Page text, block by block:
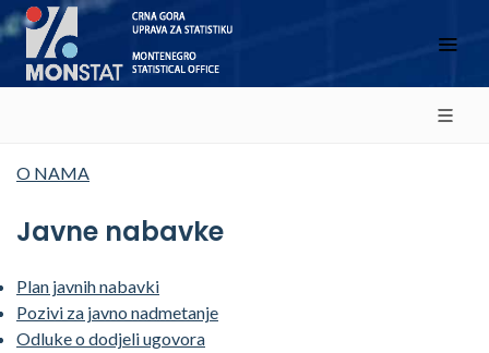
O NAMA
Javne nabavke
Plan javnih nabavki
Pozivi za javno nadmetanje
Odluke o dodjeli ugovora